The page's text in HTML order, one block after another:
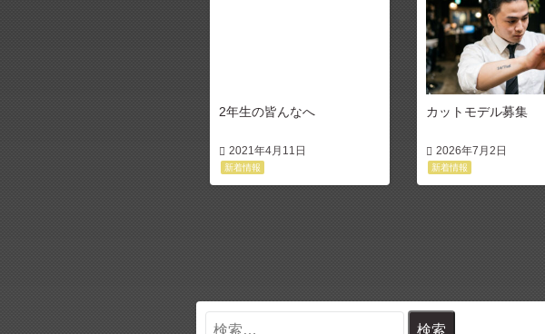
2年生の皆んなへ
2021年4月11日
新着情報
カットモデル募集
2026年7月2日
新着情報